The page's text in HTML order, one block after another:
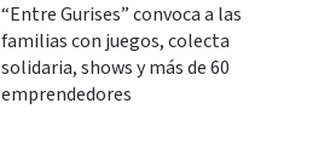
“Entre Gurises” convoca a las
familias con juegos, colecta
solidaria, shows y más de 60
emprendedores